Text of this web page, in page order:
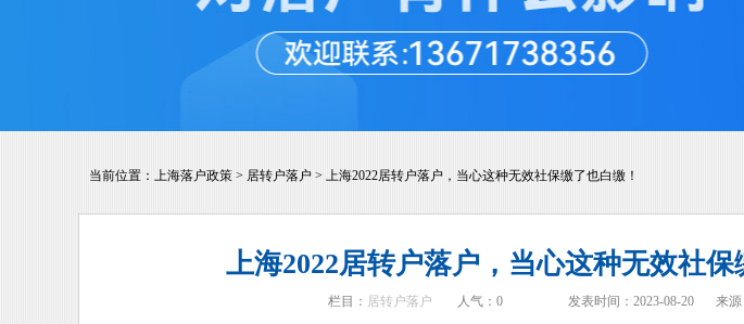
当前位置： 上海落户政策 > 居转户落户 > 上海2022居转户落户，当心这种无效社保缴了也白缴！
上海2022居转户落户，当心这种无效社保
栏目： 居转户落户 人气： 0 发表时间：2023-08-20 来源